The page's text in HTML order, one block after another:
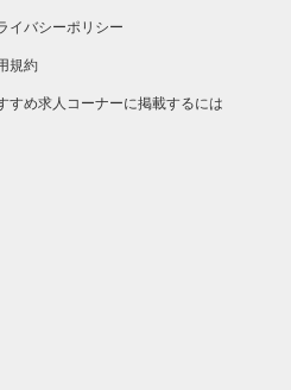
イバシーポリシー
規約
すめ求人コーナーに掲載するには